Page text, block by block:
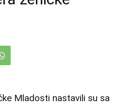
Mladosti nastavili su sa